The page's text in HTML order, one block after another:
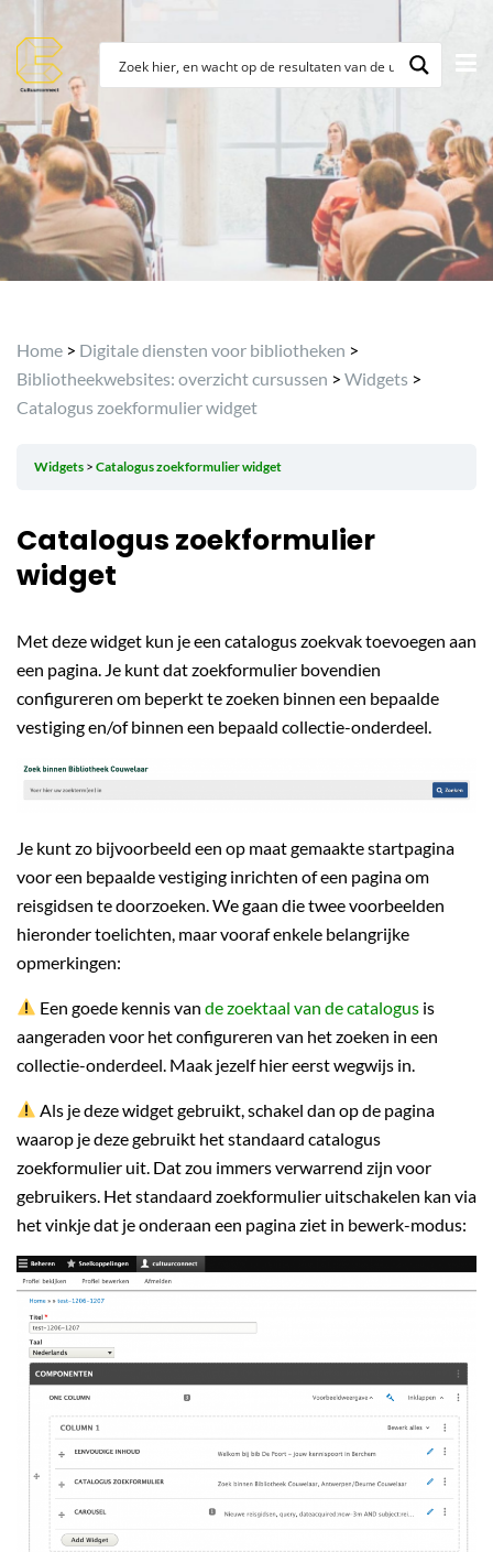
Home > Digitale diensten voor bibliotheken >
Bibliotheekwebsites: overzicht cursussen > Widgets >
Catalogus zoekformulier widget
Widgets Catalogus zoekformulier widget
Catalogus zoekformulier
widget
Met deze widget kun je een catalogus zoekvak toevoegen aan
een pagina. Je kunt dat zoekformulier bovendien
configureren om beperkt te zoeken binnen een bepaalde
vestiging en/of binnen een bepaald collectie-onderdeel.
Je kunt zo bijvoorbeeld een op maat gemaakte startpagina
voor een bepaalde vestiging inrichten of een pagina om
reisgidsen te doorzoeken. We gaan die twee voorbeelden
hieronder toelichten, maar vooraf enkele belangrijke
opmerkingen:
Een goede kennis vande zoektaal van de catalogus is
aangeraden voor het configureren van het zoeken in een
collectie-onderdeel. Maak jezelf hier eerst wegwijs in.
Als je deze widget gebruikt, schakel dan op de pagina
waarop je deze gebruikt het standaard catalogus
zoekformulier uit. Dat zou immers verwarrend zijn voor
gebruikers. Het standaard zoekformulier uitschakelen kan via
het vinkje dat je onderaan een pagina ziet in bewerk-modus: